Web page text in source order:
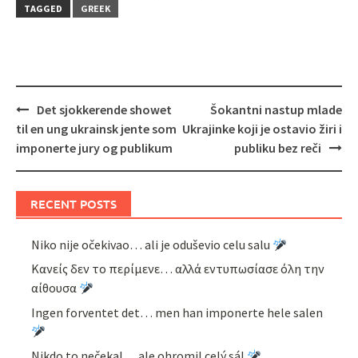
TAGGED
GREEK
Post
navigation
Det sjokkerende showet
til en ung ukrainsk jente som
imponerte jury og publikum
Šokantni nastup mlade
Ukrajinke koji je ostavio žiri i
publiku bez reči
RECENT POSTS
Niko nije očekivao… ali je oduševio celu salu
Κανείς δεν το περίμενε… αλλά εντυπωσίασε όλη την
αίθουσα
Ingen forventet det… men han imponerte hele salen